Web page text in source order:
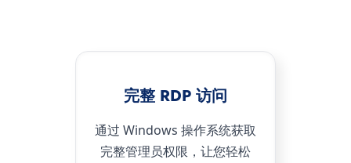
完整 RDP 访问
通过 Windows 操作系统获取
完整管理员权限，让您轻松